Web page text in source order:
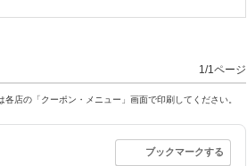
1/1ページ
店の「クーポン・メニュー」画面で印刷してください。
ブックマークする